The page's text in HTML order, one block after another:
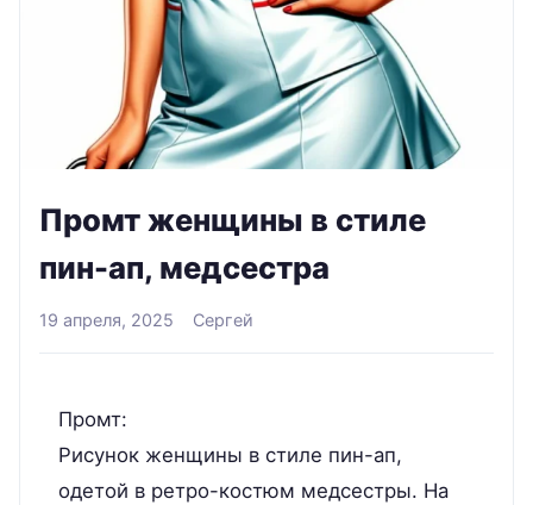
Промт женщины в стиле
пин-ап, медсестра
19 апреля, 2025 Сергей
Промт:
Рисунок женщины в стиле пин-ап,
одетой в ретро-костюм медсестры. На